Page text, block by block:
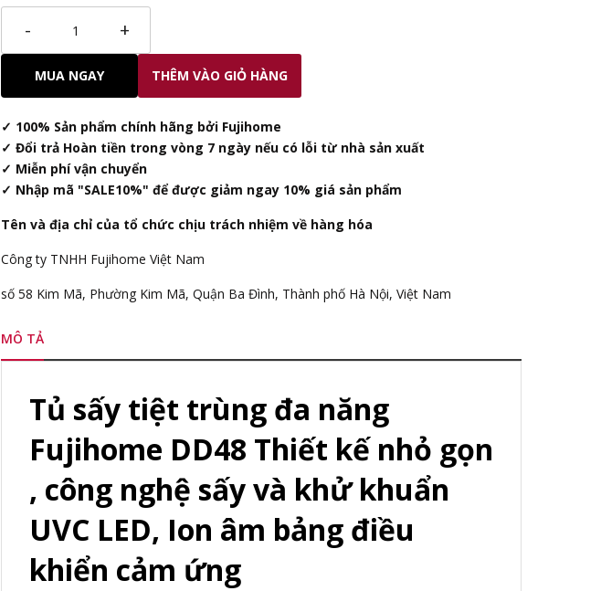
- +
MUA NGAY THÊM VÀO GIỎ HÀNG
✓ 100% Sản phẩm chính hãng bởi Fujihome
✓ Đổi trả Hoàn tiền trong vòng 7 ngày nếu có lỗi từ nhà sản xuất
✓ Miễn phí vận chuyển
✓ Nhập mã "SALE10%" để được giảm ngay 10% giá sản phẩm
Tên và địa chỉ của tổ chức chịu trách nhiệm về hàng hóa
Công ty TNHH Fujihome Việt Nam
số 58 Kim Mã, Phường Kim Mã, Quận Ba Đình, Thành phố Hà Nội, Việt Nam
MÔ TẢ
Tủ sấy tiệt trùng đa năng
Fujihome DD48 Thiết kế nhỏ gọn
, công nghệ sấy và khử khuẩn
UVC LED, Ion âm bảng điều
khiển cảm ứng